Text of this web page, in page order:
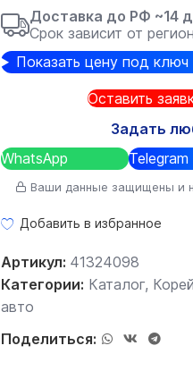
Доставка до РФ ~14
Срок зависит от
Показать цену под
Оставить
Задать
WhatsApp
Telegram
Ваши данные защищены и
Добавить в избранное
Артикул: 41324098
Категории: Каталог,
авто
Поделиться: